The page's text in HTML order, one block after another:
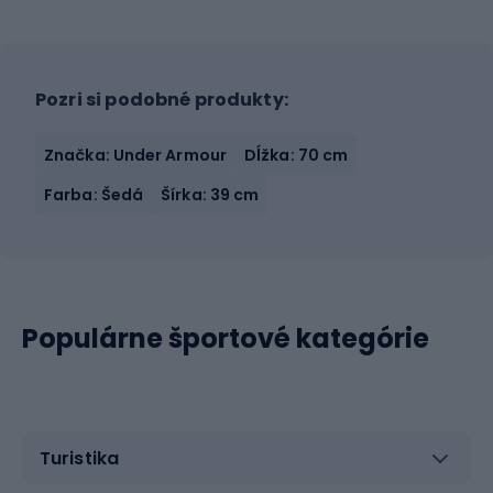
Pozri si podobné produkty:
Značka: Under Armour
Dĺžka: 70 cm
Farba: Šedá
Šírka: 39 cm
Populárne športové kategórie
Turistika